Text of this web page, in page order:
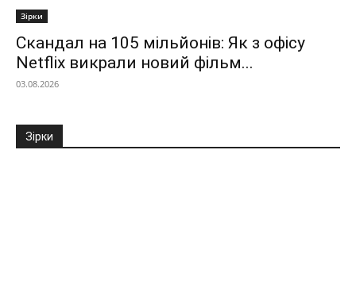
Зірки
Скандал на 105 мільйонів: Як з офісу
Netflix викрали новий фільм...
03.08.2026
Зірки